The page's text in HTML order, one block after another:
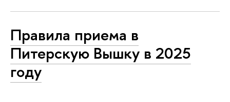
Правила приема в
Питерскую Вышку в 2025
году